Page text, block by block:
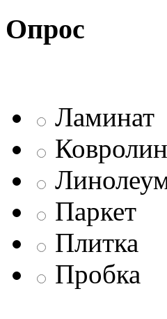
Опрос
Ламинат
Ковролин
Паркет
Плитка
Пробка